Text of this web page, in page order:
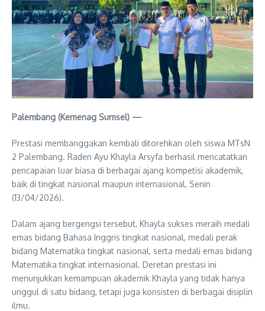
Palembang (Kemenag Sumsel) —
Prestasi membanggakan kembali ditorehkan oleh siswa MTsN
2 Palembang. Raden Ayu Khayla Arsyfa berhasil mencatatkan
pencapaian luar biasa di berbagai ajang kompetisi akademik,
baik di tingkat nasional maupun internasional, Senin
(13/04/2026).
Dalam ajang bergengsi tersebut, Khayla sukses meraih medali
emas bidang Bahasa Inggris tingkat nasional, medali perak
bidang Matematika tingkat nasional, serta medali emas bidang
Matematika tingkat internasional. Deretan prestasi ini
menunjukkan kemampuan akademik Khayla yang tidak hanya
unggul di satu bidang, tetapi juga konsisten di berbagai disiplin
ilmu.